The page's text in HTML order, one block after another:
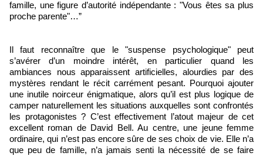
famille, une figure d’autorité indépendante : "Vous êtes sa plus
proche parente"…”
Il faut reconnaître que le "suspense psychologique" peut
s’avérer d’un moindre intérêt, en particulier quand les
ambiances nous apparaissent artificielles, alourdies par des
mystères rendant le récit carrément pesant. Pourquoi ajouter
une inutile noirceur énigmatique, alors qu’il est plus logique de
camper naturellement les situations auxquelles sont confrontés
les protagonistes ? C’est effectivement l’atout majeur de cet
excellent roman de David Bell. Au centre, une jeune femme
ordinaire, qui n’est pas encore sûre de ses choix de vie. Elle n’a
que peu de famille, n’a jamais senti la nécessité de se faire